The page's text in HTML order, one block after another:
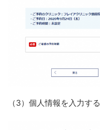
（3）個人情報を入力する